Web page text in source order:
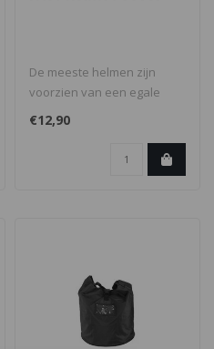
De meeste helmen zijn
voorzien van een egale
kleur en door middel van
het plaats..
€12,90